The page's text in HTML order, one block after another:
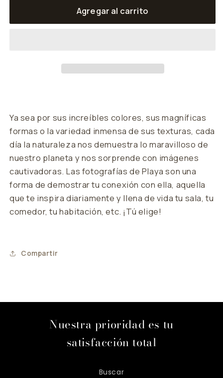
Playa
Agregar al carrito
Ya sea por sus increíbles colores, sus magníficas
formas o la variedad inmensa de sus texturas, cada
día la naturaleza nos demuestra lo maravilloso de
nuestro planeta y nos sorprende con imágenes
cautivadoras. Las fotografías de Playa son una
forma de demostrar tu conexión con ella, aquella
que te inspira diariamente y llena de vida tu sala, tu
comedor, tu habitación, etc. ¡Tú elige!
Compartir
Nuestra prioridad es tu
satisfacción total
Buscar